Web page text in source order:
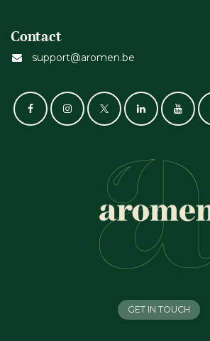
Contact
support@aromen.be
GET IN TOUCH